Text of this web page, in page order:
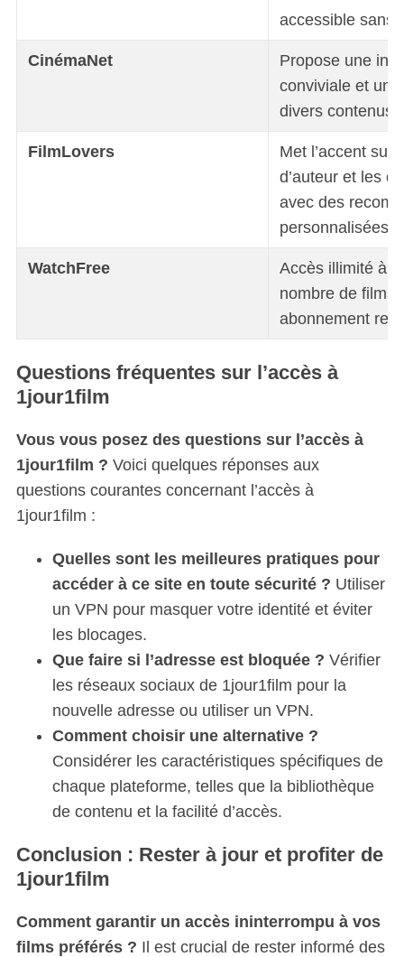
accessible sans
CinémaNet
Propose une
conviviale et un
divers contenus.
FilmLovers
Met l’accent sur
d’auteur et les
avec des
personnalisées.
WatchFree
Accès illimité à
nombre de films
abonnement
Questions fréquentes sur l’accès à
1jour1film
Vous vous posez des questions sur l’accès à
1jour1film ? Voici quelques réponses aux
questions courantes concernant l’accès à
1jour1film :
Quelles sont les meilleures pratiques pour
accéder à ce site en toute sécurité ? Utiliser
un VPN pour masquer votre identité et éviter
les blocages.
Que faire si l’adresse est bloquée ? Vérifier
les réseaux sociaux de 1jour1film pour la
nouvelle adresse ou utiliser un VPN.
Comment choisir une alternative ?
Considérer les caractéristiques spécifiques de
chaque plateforme, telles que la bibliothèque
de contenu et la facilité d’accès.
Conclusion : Rester à jour et profiter de
1jour1film
Comment garantir un accès ininterrompu à vos
films préférés ? Il est crucial de rester informé des
a
r
r
: